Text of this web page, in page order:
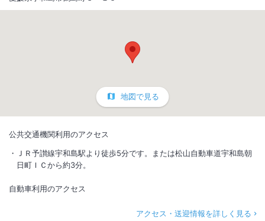
地図で見る
公共交通機関利用のアクセス
ＪＲ予讃線宇和島駅より徒歩5分です。または松山自動車道宇和島朝
日町ＩＣから約3分。
自動車利用のアクセス
アクセス・送迎情報を詳しく見る